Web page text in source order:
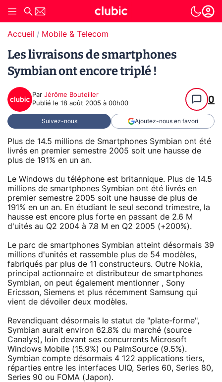
Accueil Mobile & Telecom
Les livraisons de smartphones
Symbian ont encore triplé !
Par Jérôme Bouteiller
Publié le 18 août 2005 à 00h00 0
Suivez-nous Ajoutez-nous en favori
Plus de 14.5 millions de Smartphones Symbian ont été
livrés en premier semestre 2005 soit une hausse de
plus de 191% en un an.
Le Windows du téléphone est britannique. Plus de 14.5
millions de smartphones Symbian ont été livrés en
premier semestre 2005 soit une hausse de plus de
191% en un an. En étudiant le seul second trimestre, la
hausse est encore plus forte en passant de 2.6 M
d'uités au Q2 2004 à 7.8 M en Q2 2005 (+200%).
Le parc de smartphones Symbian atteint désormais 39
millions d'unités et rassemble plus de 54 modèles,
fabriqués par plus de 11 constructeurs. Outre Nokia,
principal actionnaire et distributeur de smartphones
Symbian, on peut également mentionner , Sony
Ericsson, Siemens et plus récemment Samsung qui
vient de dévoiler deux modèles.
Revendiquant désormais le statut de "plate-forme",
Symbian aurait environ 62.8% du marché (source
Canalys), loin devant ses concurrents Microsoft
Windows Mobile (15.9%) ou PalmSource (9.5%).
Symbian compte désormais 4 122 applications tiers,
réparties entre les interfaces UIQ, Series 60, Series 80,
Series 90 ou FOMA (Japon).